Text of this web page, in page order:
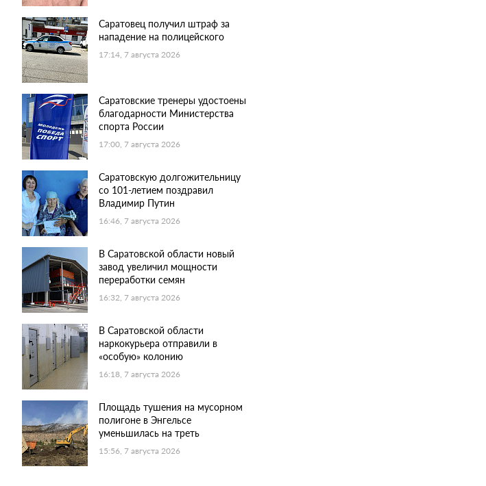
Саратовец получил штраф за
нападение на полицейского
17:14, 7 августа 2026
Саратовские тренеры удостоены
благодарности Министерства
спорта России
17:00, 7 августа 2026
Саратовскую долгожительницу
со 101-летием поздравил
Владимир Путин
16:46, 7 августа 2026
В Саратовской области новый
завод увеличил мощности
переработки семян
16:32, 7 августа 2026
В Саратовской области
наркокурьера отправили в
«особую» колонию
16:18, 7 августа 2026
Площадь тушения на мусорном
полигоне в Энгельсе
уменьшилась на треть
15:56, 7 августа 2026